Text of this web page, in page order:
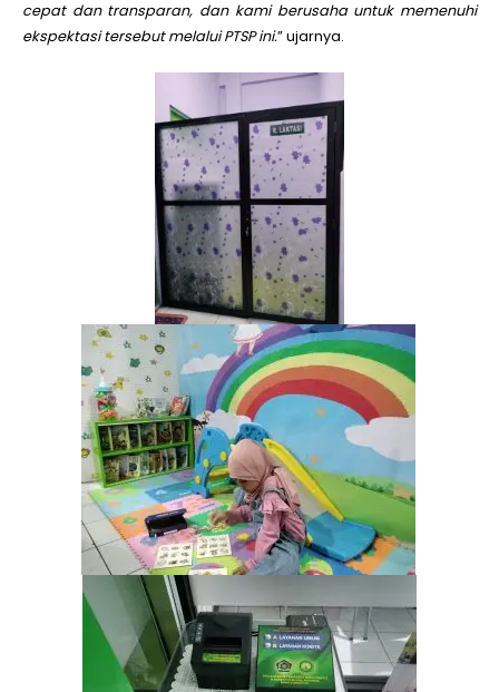
cepat dan transparan, dan kami berusaha untuk memenuhi
ekspektasi tersebut melalui PTSP ini.” ujarnya.